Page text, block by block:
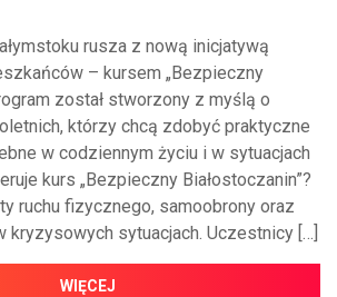
rusza z nową inicjatywą
– kursem „Bezpieczny
został stworzony z myślą o
którzy chcą zdobyć praktyczne
w codziennym życiu i w sytuacjach
kurs „Bezpieczny Białostoczanin”?
ruchu fizycznego, samoobrony oraz
kryzysowych sytuacjach. Uczestnicy […]
WIĘCEJ